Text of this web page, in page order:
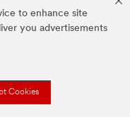
to enhance site
you advertisements
Cookies